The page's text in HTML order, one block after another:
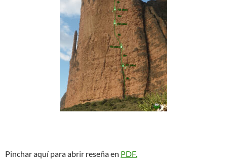
Pinchar aquí para abrir reseña en PDF.